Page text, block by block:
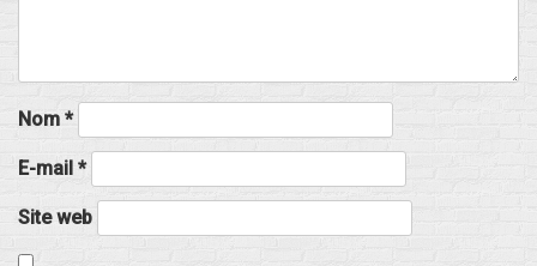
Nom *
E-mail *
Site web